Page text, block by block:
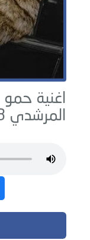
اغنية حمو
المرشدي